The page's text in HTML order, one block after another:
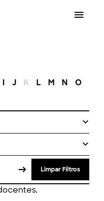
I J K L M N O
Limpar Filtros